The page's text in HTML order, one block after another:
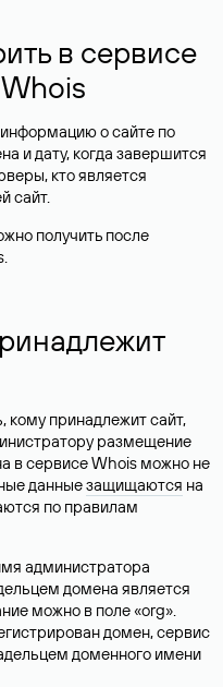
в сервисе
о сайте по
и дату, когда завершится
кто является
сайт.
получить после
кому принадлежит сайт,
размещение
в сервисе Whois можно не
данныезащищаются на
по правилам
администратора
домена является
можно в поле «org».
домен, сервис
доменного имени